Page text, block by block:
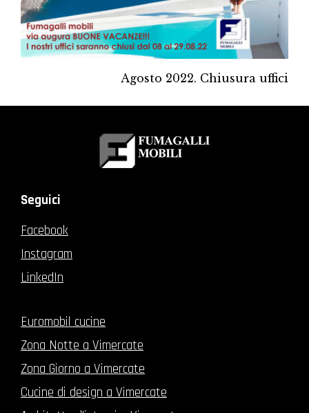
Agosto 2022. Chiusura uffici
Seguici
Facebook
Instagram
LinkedIn
Euromobil cucine
Zona Notte a Vimercate
Zona Giorno a Vimercate
Cucine di design a Vimercate